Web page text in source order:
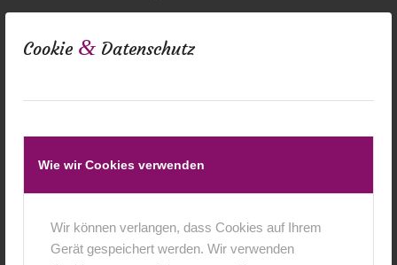
Cookie & Datenschutz
Wie wir Cookies verwenden
Wir können verlangen, dass Cookies auf Ihrem
Gerät gespeichert werden. Wir verwenden
12. Juli 2016 / 0 Kommentare / vonanja